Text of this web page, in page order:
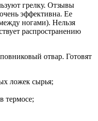
грелку. Отзывы
эффективна. Ее
ногами). Нельзя
распространению
отвар. Готовят
ложек сырья;
термосе;